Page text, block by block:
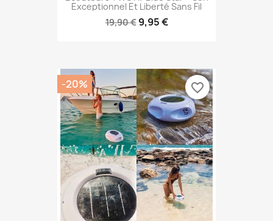
Exceptionnel Et Liberté Sans Fil
19,90 € 9,95 €
-20% favorite_border